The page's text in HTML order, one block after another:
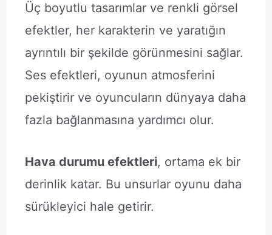
Üç boyutlu tasarımlar ve renkli görsel
efektler, her karakterin ve yaratığın
ayrıntılı bir şekilde görünmesini sağlar.
Ses efektleri, oyunun atmosferini
pekiştirir ve oyuncuların dünyaya daha
fazla bağlanmasına yardımcı olur.
Hava durumu efektleri, ortama ek bir
derinlik katar. Bu unsurlar oyunu daha
sürükleyici hale getirir.